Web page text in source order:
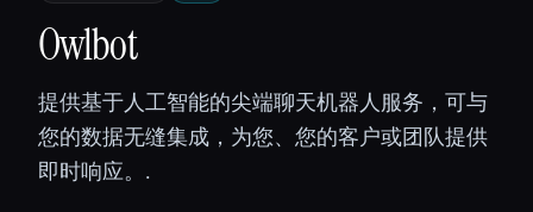
💻
🎓学生 🎬创作者
Owlbot
提供基于人工智能的尖端聊天机器人服务，可与
您的数据无缝集成，为您、您的客户或团队提供
即时响应。.